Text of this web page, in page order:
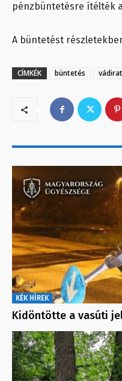
pénzbüntetésre ítélték
A büntetést
CÍMKÉK büntetés vádirat
KÉK HÍREK
Kidöntötte a vasúti